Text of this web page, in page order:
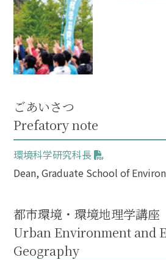
ごあいさつ
Prefatory note
環境科学研究科長
Dean, Graduate School of
都市環境・環境地理学講座
Urban Environment and
Geography